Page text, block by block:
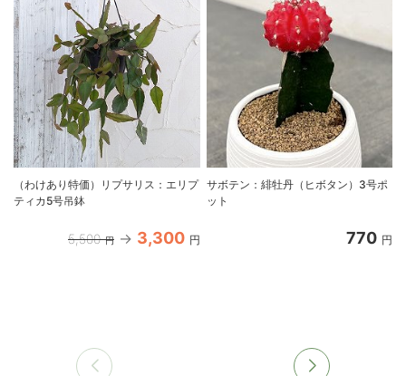
（わけあり特価）リプサリス：エリプ
ティカ5号吊鉢
5,500 円 3,300 円
サボテン：緋牡丹（ヒボタン）3号ポ
ット
770 円